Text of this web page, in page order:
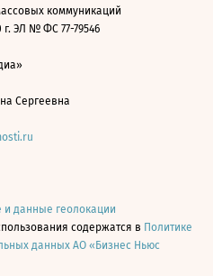
коммуникаций
г. ЭЛ № ФС 77-79546
Сергеевна
и данные геолокации
содержатся в Политике
данных АО «Бизнес Ньюс